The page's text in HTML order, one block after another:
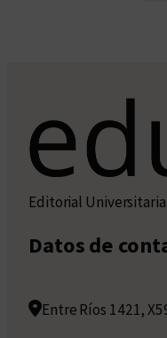
Editorial
Datos de
Entre Ríos 1421,